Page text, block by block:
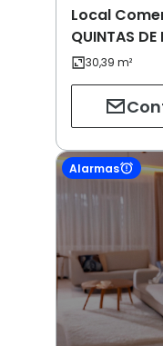
Local
QUINTAS
Alarmas